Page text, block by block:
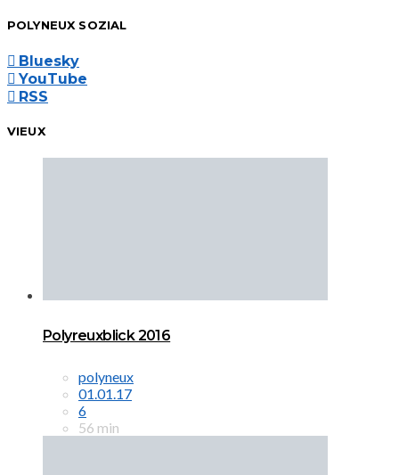
POLYNEUX SOZIAL
Bluesky
YouTube
RSS
VIEUX
Polyreuxblick 2016
polyneux
01.01.17
6
56 min